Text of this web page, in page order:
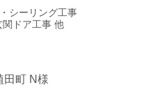
シーリング工事
関ドア工事 他
田町 N様